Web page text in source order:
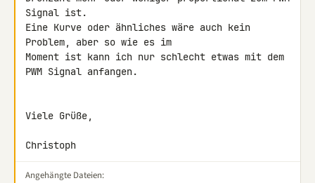
Signal ist.
Eine Kurve oder ähnliches wäre auch kein
Problem, aber so wie es im
Moment ist kann ich nur schlecht etwas mit dem
PWM Signal anfangen.
Viele Grüße,
Christoph
Angehängte Dateien: